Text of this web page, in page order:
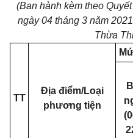
(Ban hành kèm theo
ngày 04 tháng 3 năm
Thừa
TT
Địa điểm/Loại
phương tiện